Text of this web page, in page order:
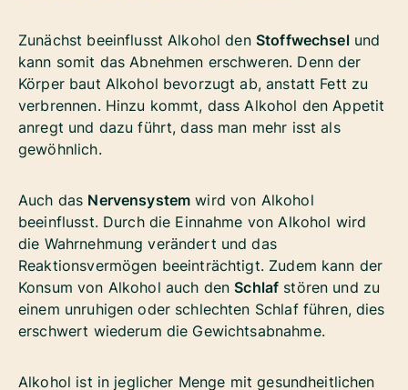
Zunächst beeinflusst Alkohol den Stoffwechselund
kann somit das Abnehmen erschweren. Denn der
Körper baut Alkohol bevorzugt ab, anstatt Fett zu
verbrennen. Hinzu kommt, dass Alkohol den Appetit
anregt und dazu führt, dass man mehr isst als
gewöhnlich.
Auch das Nervensystem wird von Alkohol
beeinflusst. Durch die Einnahme von Alkohol wird
die Wahrnehmung verändert und das
Reaktionsvermögen beeinträchtigt. Zudem kann der
Konsum von Alkohol auch denSchlaf stören und zu
einem unruhigen oder schlechten Schlaf führen, dies
erschwert wiederum die Gewichtsabnahme.
Alkohol ist in jeglicher Menge mit gesundheitlichen